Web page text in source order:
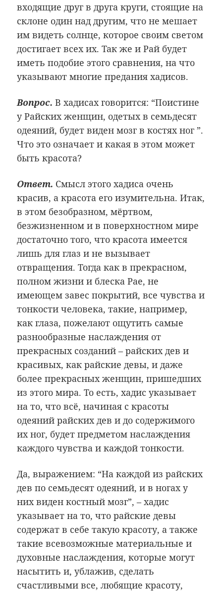
входящие друг в друга круги, стоящие на
склоне один над другим, что не мешает
им видеть солнце, которое своим светом
достигает всех их. Так же и Рай будет
иметь подобие этого сравнения, на что
указывают многие предания хадисов.
Вопрос. В хадисах говорится: “Поистине
у Райских женщин, одетых в семьдесят
одеяний, будет виден мозг в костях ног ”.
Что это означает и какая в этом может
быть красота?
Ответ. Смысл этого хадиса очень
красив, а красота его изумительна. Итак,
в этом безобразном, мёртвом,
безжизненном и в поверхностном мире
достаточно того, что красота имеется
лишь для глаз и не вызывает
отвращения. Тогда как в прекрасном,
полном жизни и блеска Рае, не
имеющем завес покрытий, все чувства и
тонкости человека, такие, например,
как глаза, пожелают ощутить самые
разнообразные наслаждения от
прекрасных созданий – райских дев и
красивых, как райские девы, и даже
более прекрасных женщин, пришедших
из этого мира. То есть, хадис указывает
на то, что всё, начиная с красоты
одеяний райских дев и до содержимого
их ног, будет предметом наслаждения
каждого чувства и каждой тонкости.
Да, выражением: “На каждой из райских
дев по семьдесят одеяний, и в ногах у
них виден костный мозг”, – хадис
указывает на то, что райские девы
содержат в себе такую красоту, а также
такие всевозможные материальные и
духовные наслаждения, которые могут
насытить и, ублажив, сделать
счастливыми все, любящие красоту,